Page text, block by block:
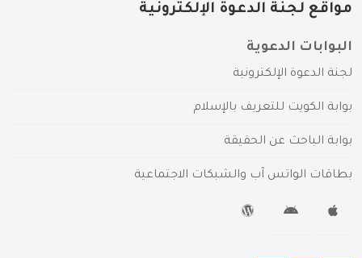
مواقع لجنة الدعوة الإلكترونية
البوابات الدعوية
لجنة الدعوة الإلكترونية
بوابة الكويت للتعريف بالإسلام
بوابة الباحث عن الحقيقة
بطاقات الواتس آب والشبكات الاجتماعية